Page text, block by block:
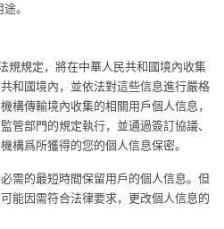
。
規規定，將在中華人民共和國境內收集
和國境內，並依法對這些信息進行嚴格
構傳輸境內收集的相關用戶個人信息，
管部門的規定執行，並通過簽訂協議、
構爲所獲得的您的個人信息保密。
需的最短時間保留用戶的個人信息。但
能因需符合法律要求，更改個人信息的